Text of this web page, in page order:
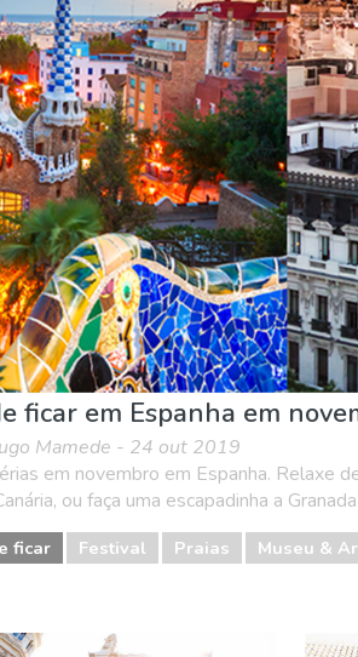
ficar em Espanha em
Mamede - 24 out 2019
em novembro em Espanha. Relaxe
ou faça uma escapadinha a
ficar Festival Praias Museu &